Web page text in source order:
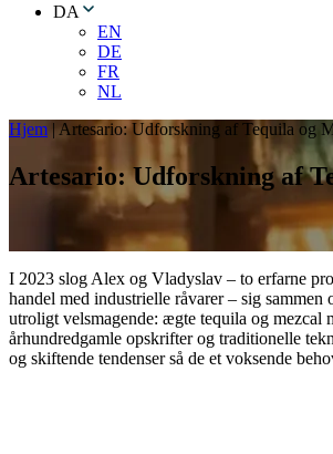
DA
EN
DE
FR
NL
Hjem | Artesario: Udforskning af Tequila og
Artesario: Udforskning af
I 2023 slog Alex og Vladyslav – to erfarne
handel med industrielle råvarer – sig
utroligt velsmagende: ægte tequila og mezcal
århundredgamle opskrifter og traditionelle
og skiftende tendenser så de et voksende